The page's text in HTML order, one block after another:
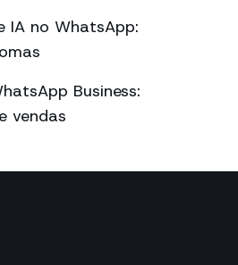
IA no WhatsApp:
Business:
vendas